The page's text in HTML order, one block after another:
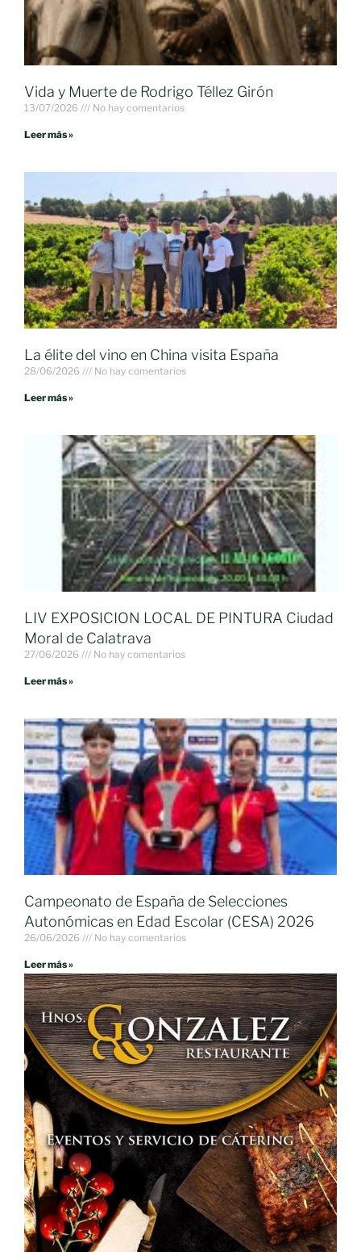
Vida y Muerte de Rodrigo Téllez Girón
13/07/2026 No hay comentarios
Leer más »
La élite del vino en China visita España
28/06/2026 No hay comentarios
Leer más »
LIV EXPOSICION LOCAL DE PINTURA Ciudad
Moral de Calatrava
27/06/2026 No hay comentarios
Leer más »
Campeonato de España de Selecciones
Autonómicas en Edad Escolar (CESA) 2026
26/06/2026 No hay comentarios
Leer más »